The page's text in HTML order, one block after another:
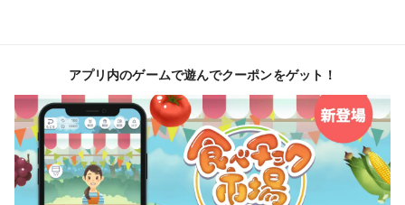
アプリ内のゲームで遊んでクーポンをゲット！